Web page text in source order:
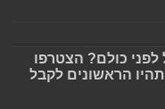
כולם? הצטרפו
הראשונים לקבל